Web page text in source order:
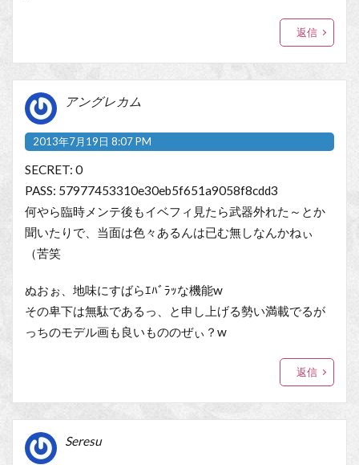
返信
アングレカム
2013年7月19日 8:07 PM
SECRET: 0
PASS: 57977453310e30eb5f651a9058f8cdd3
何やら臨時メンテ後もイベフィ見たら武器外れた～とか
聞いたりで、当面は色々あるんは已む無しなんかねぃ
（苦笑
ぬおぉ、地味にすばらｴﾊﾞﾗｯな機能w
その卑下は無駄であるっ、と申し上げる勢い満載でるが
っちのモデル画も良いもののぜぃ？w
返信
Seresu